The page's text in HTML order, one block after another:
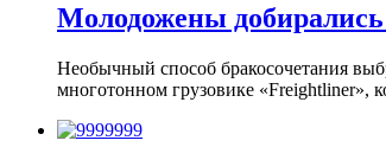
Молодожены
Необычный способ бракосочетания
многотонном грузовике